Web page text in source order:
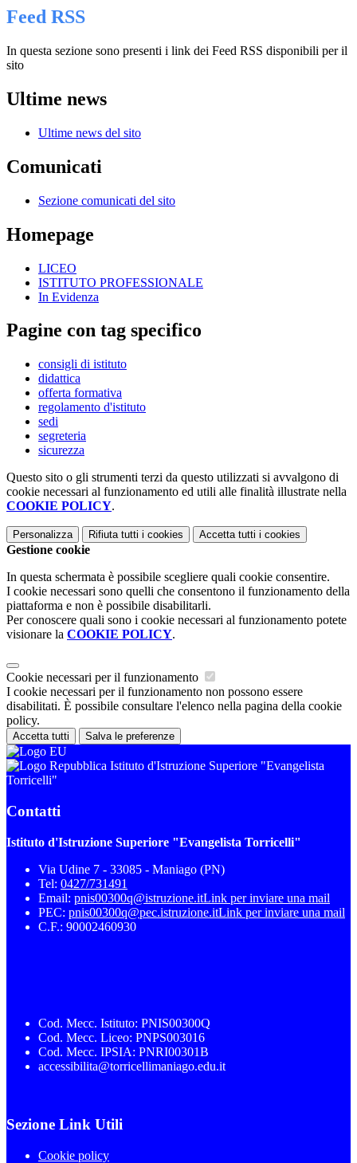
Feed RSS
In questa sezione sono presenti i link dei Feed RSS disponibili per il
sito
Ultime news
Ultime news del sito
Comunicati
Sezione comunicati del sito
Homepage
LICEO
ISTITUTO PROFESSIONALE
In Evidenza
Pagine con tag specifico
consigli di istituto
didattica
offerta formativa
regolamento d'istituto
sedi
segreteria
sicurezza
Questo sito o gli strumenti terzi da questo utilizzati si avvalgono di
cookie necessari al funzionamento ed utili alle finalità illustrate nella
COOKIE POLICY.
Personalizza Rifiuta tutti i cookies Accetta tutti i cookies
Gestione cookie
In questa schermata è possibile scegliere quali cookie consentire.
I cookie necessari sono quelli che consentono il funzionamento della
piattaforma e non è possibile disabilitarli.
Per conoscere quali sono i cookie necessari al funzionamento potete
visionare la COOKIE POLICY.
Cookie necessari per il funzionamento
I cookie necessari per il funzionamento non possono essere
disabilitati. È possibile consultare l'elenco nella pagina della cookie
policy.
Accetta tutti Salva le preferenze
Istituto d'Istruzione Superiore "Evangelista
Torricelli"
Contatti
Istituto d'Istruzione Superiore "Evangelista Torricelli"
Via Udine 7 - 33085 - Maniago (PN)
Tel: 0427/731491
Email: pnis00300q@istruzione.itLink per inviare una mail
PEC: pnis00300q@pec.istruzione.itLink per inviare una mail
C.F.: 90002460930
Cod. Mecc. Istituto: PNIS00300Q
Cod. Mecc. Liceo: PNPS003016
Cod. Mecc. IPSIA: PNRI00301B
accessibilita@torricellimaniago.edu.it
Sezione Link Utili
Cookie policy